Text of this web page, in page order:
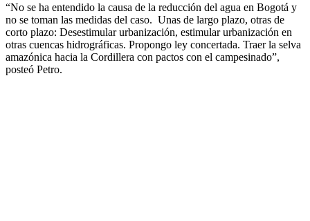
“No se ha entendido la causa de la reducción del agua en Bogotá y
no se toman las medidas del caso. Unas de largo plazo, otras de
corto plazo: Desestimular urbanización, estimular urbanización en
otras cuencas hidrográficas. Propongo ley concertada. Traer la selva
amazónica hacia la Cordillera con pactos con el campesinado”,
posteó Petro.